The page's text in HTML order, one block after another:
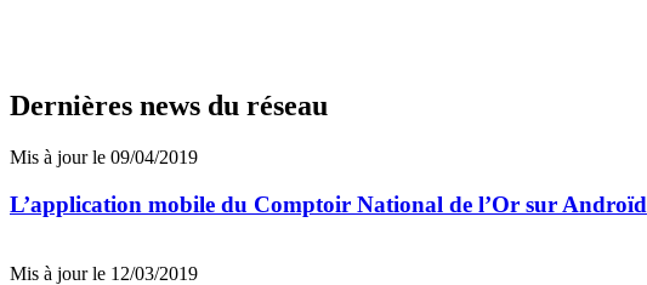
Dernières news du réseau
Mis à jour le 09/04/2019
L’application mobile du Comptoir National de l’Or sur Androïd
Mis à jour le 12/03/2019